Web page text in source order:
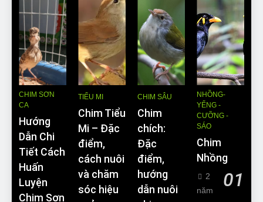
CHIM SƠN
CA
Hướng
Dẫn Chi
Tiết Cách
Huấn
Luyện
Chim Sơn
TIỂU MI
Chim Tiểu
Mi – Đặc
điểm,
cách nuôi
và chăm
sóc hiệu
CHIM SÂU
Chim
chích:
Đặc
điểm,
hướng
dẫn nuôi
NHỒNG-
YỂNG -
CƯỠNG -
SÁO
Chim
Nhồng
01
2
năm